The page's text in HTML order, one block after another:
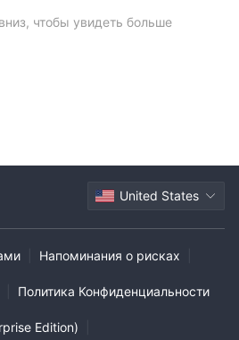
чтобы увидеть больше
United States
Напоминания о рисках
Политика Конфиденциальности
Edition)